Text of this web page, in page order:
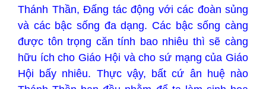
Thánh Thần, Đấng tác động với các đoàn sủng
và các bậc sống đa dạng. Các bậc sống càng
được tôn trọng căn tính bao nhiêu thì sẽ càng
hữu ích cho Giáo Hội và cho sứ mạng của Giáo
Hội bấy nhiêu. Thực vậy, bất cứ ân huệ nào